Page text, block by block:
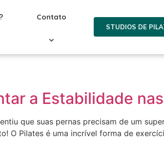
Contato
STUDIOS DE
a Estabilidade
que suas pernas precisam de um
O Pilates é uma incrível forma de